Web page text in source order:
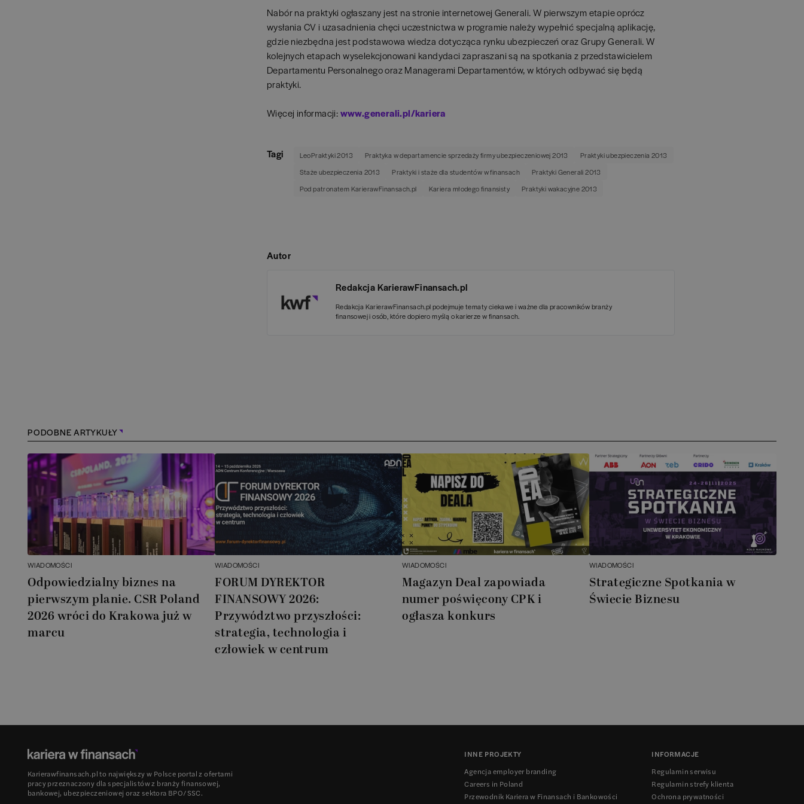
Nabór na praktyki ogłaszany jest na stronie internetowej Generali. W pierwszym etapie oprócz
wysłania CV i uzasadnienia chęci uczestnictwa w programie należy wypełnić specjalną aplikację,
gdzie niezbędna jest podstawowa wiedza dotycząca rynku ubezpieczeń oraz Grupy Generali. W
kolejnych etapach wyselekcjonowani kandydaci zapraszani są na spotkania z przedstawicielem
Departamentu Personalnego oraz Managerami Departamentów, w których odbywać się będą
praktyki.
Więcej informacji:www.generali.pl/kariera
Tagi LeoPraktyki 2013 Praktyka w departamencie sprzedaży firmy ubezpieczeniowej 2013
Praktyki ubezpieczenia 2013
Staże ubezpieczenia 2013
Praktyki i staże dla studentów w finansach
Praktyki Generali 2013
Pod patronatem KarierawFinansach.pl
Kariera młodego finansisty Praktyki wakacyjne 2013
Autor
Redakcja KarierawFinansach.pl
Redakcja KarierawFinansach.pl podejmuje tematy ciekawe i ważne dla pracowników branży
finansowej i osób, które dopiero myślą o karierze w finansach.
PODOBNE ARTYKUŁY
WIADOMOŚCI
Odpowiedzialny biznes na
pierwszym planie. CSR Poland
2026 wróci do Krakowa już w
marcu
WIADOMOŚCI
FORUM DYREKTOR
FINANSOWY 2026:
Przywództwo przyszłości:
strategia, technologia i
człowiek w centrum
WIADOMOŚCI
Magazyn Deal zapowiada
numer poświęcony CPK i
ogłasza konkurs
WIADOMOŚCI
Strategiczne Spotkania w
Świecie Biznesu
Karierawfinansach.pl to największy w Polsce portal z ofertami
pracy przeznaczony dla specjalistów z branży finansowej,
bankowej, ubezpieczeniowej oraz sektora BPO/SSC.
INNE PROJEKTY
Agencja employer branding
Careers in Poland
Przewodnik Kariera w Finansach i Bankowości
INFORMACJE
Regulamin serwisu
Regulamin strefy klienta
Ochrona prywatności